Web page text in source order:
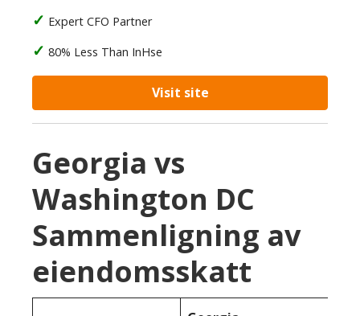
Expert CFO Partner
80% Less Than InHse
Visit site
Georgia vs
Washington DC
Sammenligning av
eiendomsskatt